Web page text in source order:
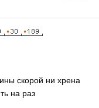
скорой ни хрена
на раз